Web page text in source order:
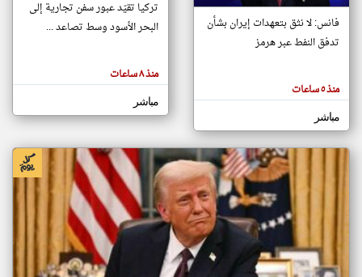
مصادر الأخبار من البحرين
اخبار البحرين على مدار الساعة
أهم اخبار البحرين العاجلة والمباشرة
المقالات
الموجوده
هنا عن
كاتبيها.
فانس: لا نثق بتعهدات إيران بشأن
تدفق النفط عبر هرمز
منذ ٥ ساعات
مباشر
تركيا تقيّد عبور سفن تجارية إلى
البحر الأسود وسط تصاعد ...
منذ ٨ ساعات
مباشر
klyoum.com